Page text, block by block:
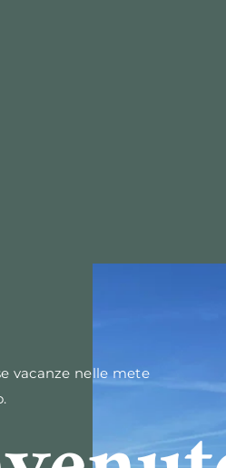
vacanze nelle mete